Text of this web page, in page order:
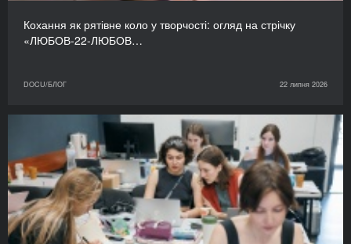
Кохання як рятівне коло у творчості: огляд на стрічку
«ЛЮБОВ-22-ЛЮБОВ…
DOCU/БЛОГ 22 липня 2026